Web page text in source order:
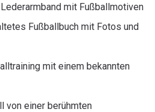
mit Fußballmotiven
Fußballbuch mit Fotos und
mit einem bekannten
von einer berühmten